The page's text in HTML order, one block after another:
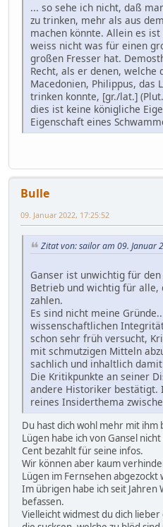
... so sehe ich nicht, daß
zu trinken, mehr als aus
machen könnte. Allein es
weiss nicht was für einen
großen Fresser hat.
Recht, als er denen, welche
Macedonien, Philippus, das
trinken konnte, [gr./lat.] (Plut.
dies ist keine königliche
Eigenschaft eines
Bulle
09. Januar 2022, 17:25:52
Zitat von: sailor am 09. Januar
Ganser ist unwichtig für
Betrieb und wichtig für alle,
zahlen.
Es sind nicht meine
wissenschaftlichen
schon sehr früh versucht,
mit schmutzigen Mitteln
sachlich und inhaltlich
Die Kritikpunkte an seiner
andere Historiker bestätigt.
reines Insiderthema
Du hast dich wohl mehr mit ihm
Lügen habe ich von Gansel
Cent bezahlt für seine infos.
Wir können aber kaum
Lügen im Fernsehen abgezockt
Im übrigen habe ich seit Jahren
befassen.
Vielleicht widmest du dich